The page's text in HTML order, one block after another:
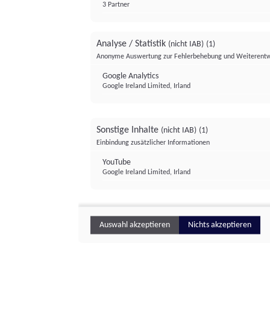
3 Partner
Analyse / Statistik (nicht IAB) (1)
Anonyme Auswertung zur Fehlerbehebung und
Google Analytics
Google Ireland Limited, Irland
Sonstige Inhalte (nicht IAB) (1)
Einbindung zusätzlicher Informationen
YouTube
Google Ireland Limited, Irland
Auswahl akzeptieren Nichts akzeptieren